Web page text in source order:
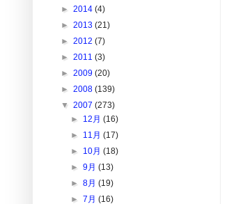
► 2014 (4)
► 2013 (21)
► 2012 (7)
► 2011 (3)
► 2009 (20)
► 2008 (139)
▼ 2007 (273)
► 12月(16)
► 11月(17)
► 10月(18)
►9月(13)
►8月(19)
►7月(16)